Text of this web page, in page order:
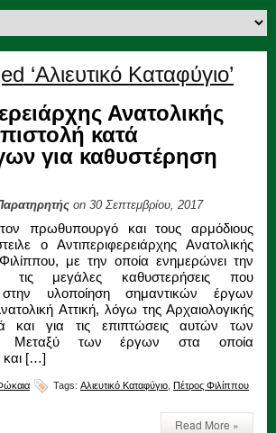
‘Αλιευτικό Καταφύγιο’
Ανατολικής
κατά
για καθυστέρηση
on 30 Σεπτεμβρίου, 2017
πρωθυπουργό και τους αρμόδιους
ο Αντιπεριφερειάρχης Ανατολικής
με την οποία ενημερώνει την
τις μεγάλες καθυστερήσεις που
στην υλοποίηση σημαντικών έργων
Αττική, λόγω της Αρχαιολογικής
και για τις επιπτώσεις αυτών των
Μεταξύ των έργων στα οποία
και […]
Tags: Αλιευτικό Καταφύγιο Πέτρος Φιλίππου
Read More »